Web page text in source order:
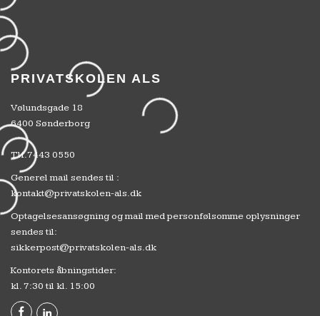
PRIVATSKOLEN ALS
Vølundsgade 18
6400 Sønderborg
Tlf.7443 0550
Generel mail sendes til :
kontakt@privatskolen-als.dk
Optagelsesansøgning og mail med personfølsomme oplysninger
sendes til:
sikkerpost@privatskolen-als.dk
Kontorets åbningstider:
kl. 7:30 til kl. 15:00